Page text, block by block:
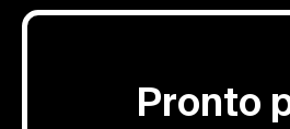
Pronto